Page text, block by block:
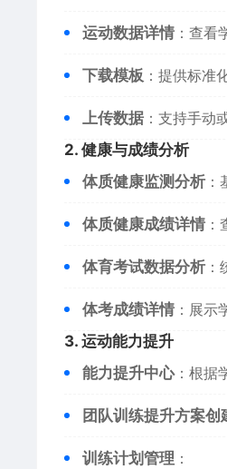
​运动数据详情​ ：查看
​下载模板​ ：提供标准
​上传数据​ ：支持手动
​2. 健康与成绩分析​
​体质健康监测分析​
​体质健康成绩详情​
​体育考试数据分析​
​体考成绩详情​ ：展示
​3. 运动能力提升​
​能力提升中心​：根据
团队训练提升方案创
​训练计划管理​ ​：